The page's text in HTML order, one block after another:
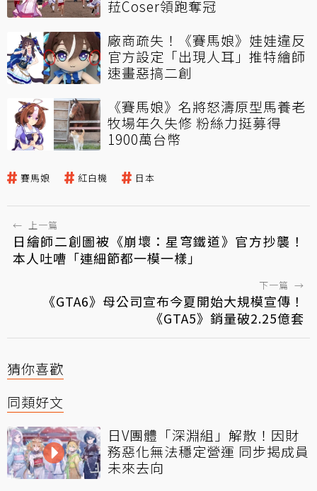
菈Coser領跑奪冠
廠商疏失！《賽馬娘》娃娃違反
官方設定「出現人耳」推特繪師
速畫惡搞二創
《賽馬娘》名將怒濤原型馬養老
牧場年久失修 粉絲力挺募得
1900萬台幣
賽馬娘 紅白機 日本
← 上一篇
日繪師二創圖被《崩壞：星穹鐵道》官方抄襲！
本人吐嘈「連細節都一模一樣」
下一篇 →
《GTA6》母公司宣布今夏開始大規模宣傳！
《GTA5》銷量破2.25億套
猜你喜歡
同類好文
日V團體「深淵組」解散！因財
務惡化無法穩定營運 同步揭成員
未來去向